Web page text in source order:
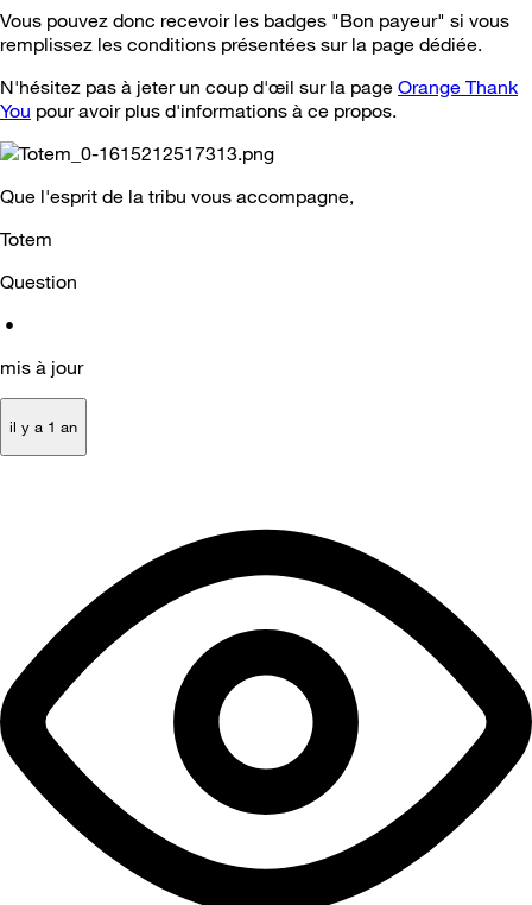
Vous pouvez donc recevoir les badges "Bon payeur" si vous
remplissez les conditions présentées sur la page dédiée.
N'hésitez pas à jeter un coup d'œil sur la page Orange Thank
You pour avoir plus d'informations à ce propos.
Que l'esprit de la tribu vous accompagne,
Totem
Question
•
mis à jour
il y a 1 an